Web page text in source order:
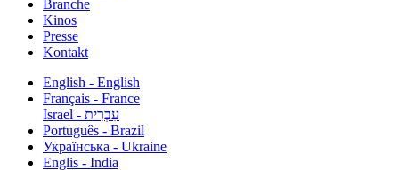
Branche
Kinos
Presse
Kontakt
English - English
Français - France
עִבְרִית - Israel
Português - Brazil
Українська - Ukraine
Englis - India